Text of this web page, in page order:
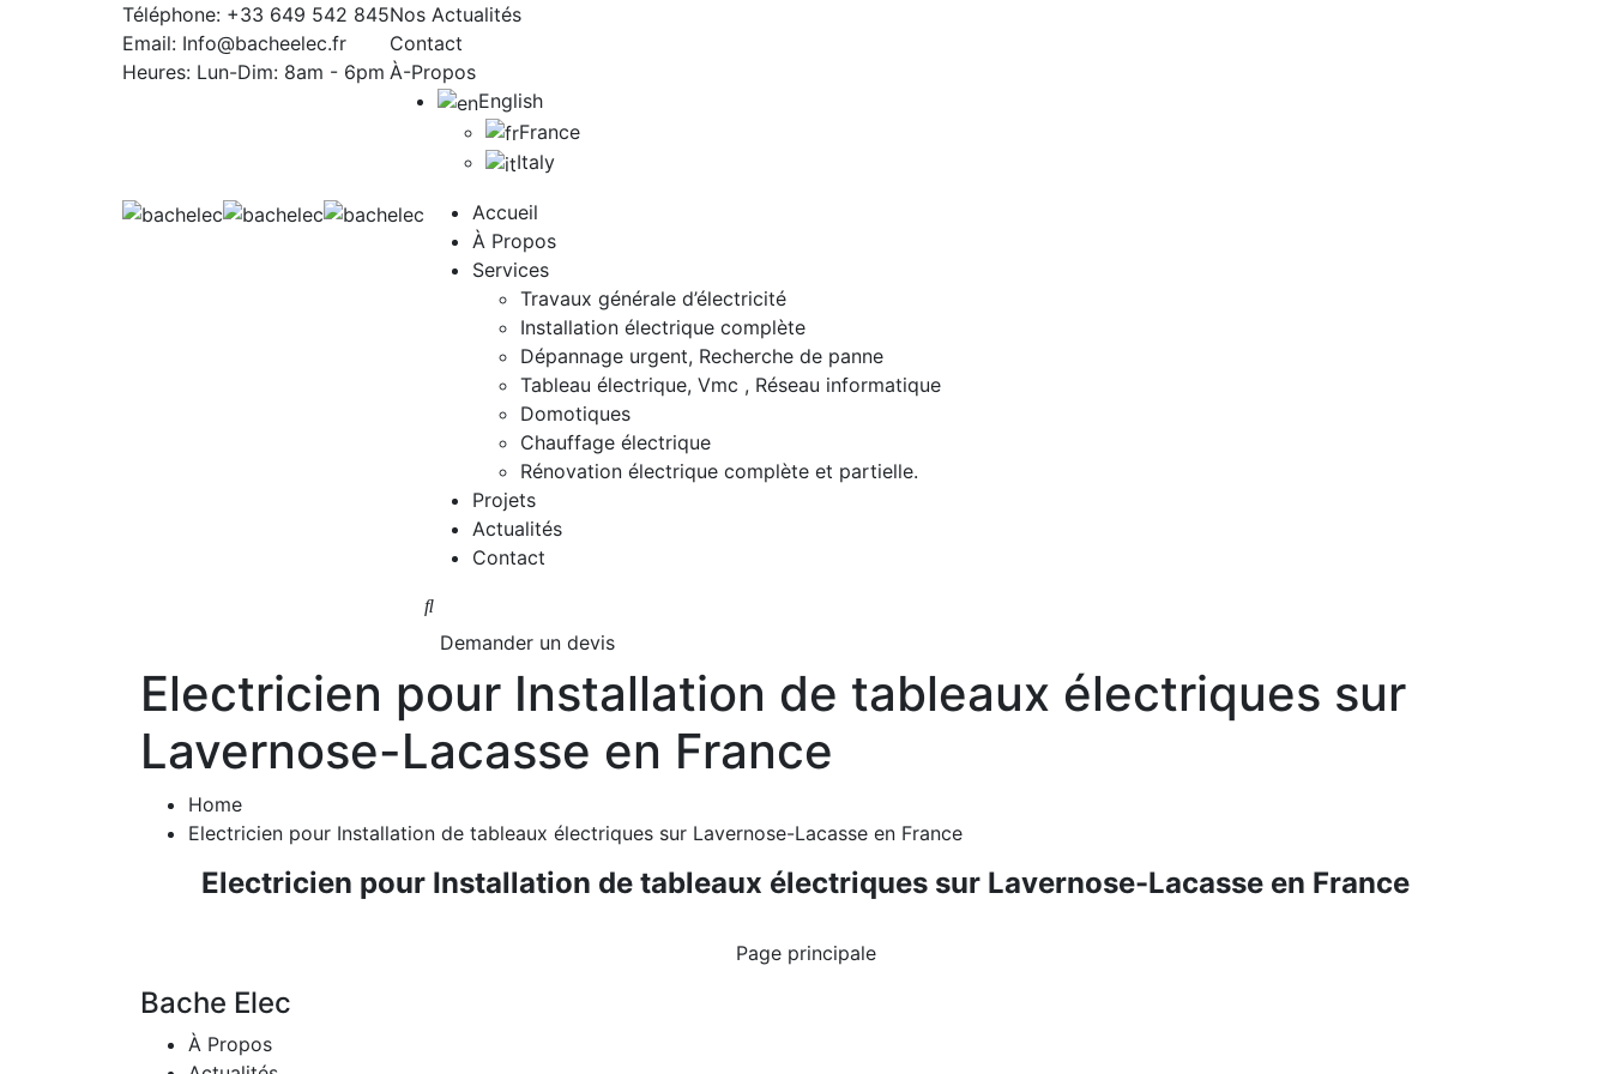
Téléphone: +33 649 542 845
Email: Info@bacheelec.fr
Heures: Lun-Dim: 8am - 6pm
Nos Actualités
Contact
À-Propos
English
France
Italy
Accueil
À Propos
Services
Travaux générale d’électricité
Installation électrique complète
Dépannage urgent, Recherche de panne
Tableau électrique, Vmc , Réseau informatique
Domotiques
Chauffage électrique
Rénovation électrique complète et partielle.
Projets
Actualités
Contact
Demander un devis
Electricien pour Installation de tableaux électriques sur
Lavernose-Lacasse en France
Home
Electricien pour Installation de tableaux électriques sur Lavernose-Lacasse en France
Electricien pour Installation de tableaux électriques sur Lavernose-Lacasse en France
Page principale
Bache Elec
À Propos